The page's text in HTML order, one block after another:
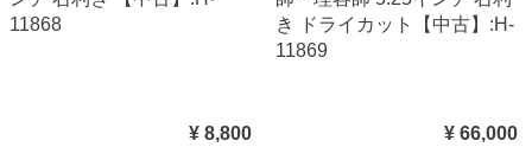
11868
¥ 8,800
き ドライカット【中古】:H-
11869
¥ 66,000